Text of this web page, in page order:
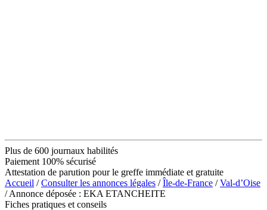
Plus de 600 journaux habilités
Paiement 100% sécurisé
Attestation de parution pour le greffe immédiate et gratuite
Accueil /Consulter les annonces légales /Île-de-France /Val-d’Oise
/ Annonce déposée : EKA ETANCHEITE
Fiches pratiques et conseils